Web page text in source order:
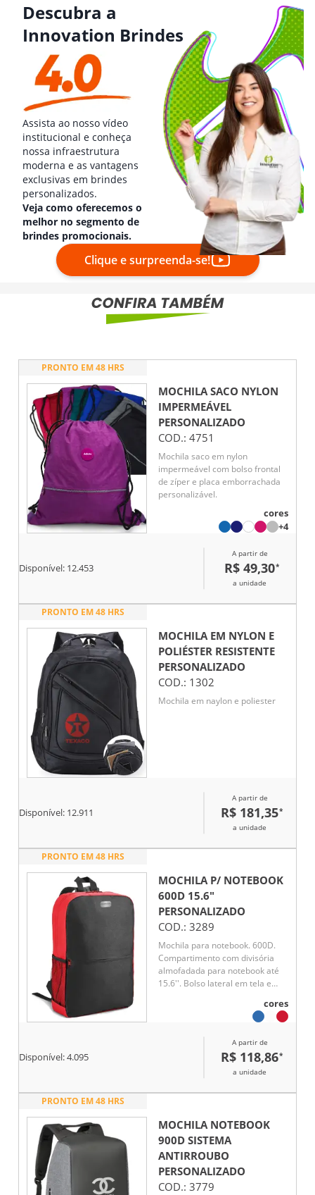
Descubra a
Innovation Brindes
Assista ao nosso vídeo
institucional e conheça
nossa infraestrutura
moderna e as vantagens
exclusivas em brindes
personalizados.
Veja como oferecemos o
melhor no segmento de
brindes promocionais.
Clique e surpreenda-se!
PRONTO EM 48 HRS
MOCHILA SACO NYLON
IMPERMEÁVEL
PERSONALIZADO
COD.: 4751
Mochila saco em nylon
impermeável com bolso frontal
de zíper e placa emborrachada
personalizável.
cores
+4
Disponível: 12.453
A partir de
R$ 49,30*
a unidade
PRONTO EM 48 HRS
MOCHILA EM NYLON E
POLIÉSTER RESISTENTE
PERSONALIZADO
COD.: 1302
Mochila em naylon e poliester
Disponível: 12.911
A partir de
R$ 181,35*
a unidade
PRONTO EM 48 HRS
MOCHILA P/ NOTEBOOK
600D 15.6"
PERSONALIZADO
COD.: 3289
Mochila para notebook. 600D.
Compartimento com divisória
almofadada para notebook até
15.6''. Bolso lateral em tela e
cores
Disponível:4.095
A partir de
R$ 118,86*
a unidade
PRONTO EM 48 HRS
MOCHILA NOTEBOOK
900D SISTEMA
ANTIRROUBO
PERSONALIZADO
COD.: 3779